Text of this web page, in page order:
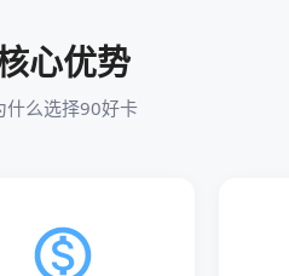
心优势
什么选择90好卡